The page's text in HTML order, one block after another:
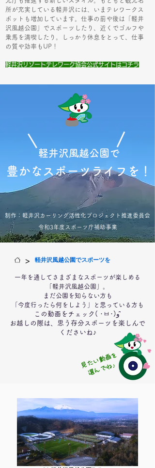
所が充実している軽井沢に は、いまテレワークス
ポットも増加しています。仕事の前や後は「軽井
沢風越公園」でスポーツしたり、近くでゴルフや
乗馬を満喫したり。しっかり休息をとって、仕事
の質や効率もUP！
軽井沢リゾートテレワーク協会公式サイトはコチラ
軽井沢風越公園で
豊かなスポーツライフを！
制作：軽井沢カーリング活性化プロジェクト推進委員会
令和3年度スポーツ庁補助事業
> 軽井沢風越公園でスポーツを
見たい動画を
​選んでね♪
一年を通してさまざまなスポーツが楽しめる
「軽井沢風越公園」。
まだ公園を知らない方も
「​今度行ったら何をしよう」と思っている方も
この動画をチェック( ･ㅂ･)و ̑̑
お越しの際は、思う存分スポーツを楽しんで
くださいね♪